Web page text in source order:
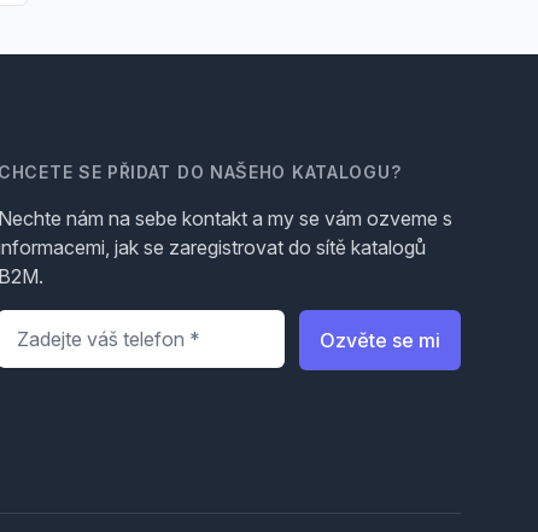
CHCETE SE PŘIDAT DO NAŠEHO KATALOGU?
Nechte nám na sebe kontakt a my se vám ozveme s
jak se zaregistrovat do sítě katalogů
B2M.
Ozvěte se mi